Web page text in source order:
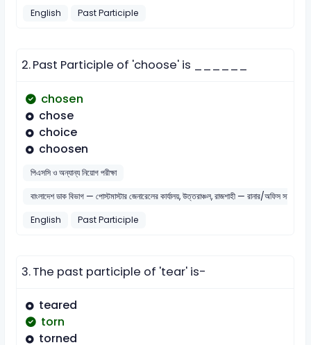
English
Past Participle
2.Past Participle of 'choose' is ______
chosen
chose
choice
choosen
পিএসসি ও অন্যান্য নিয়োগ পরীক্ষা
বাংলাদেশ ডাক বিভাগ — পোস্টমাস্টার জেনারেলের কার্যালয়, উত্তরাঞ্চল, রাজশাহী — রানার/অফিস সহায়ক/
English
Past Participle
3.The past participle of 'tear' is-
teared
torn
torned